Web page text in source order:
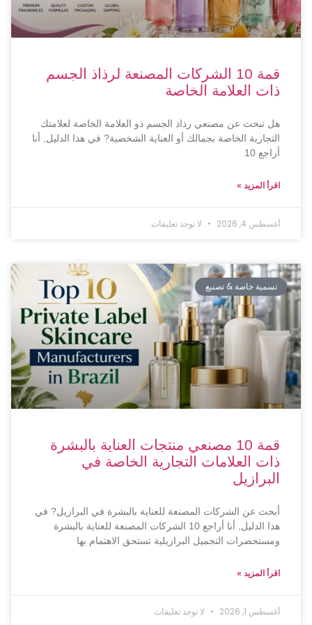
قمة 10 الشركات المصنعة لرذاذ الجسم
ذات العلامة الخاصة
هل تبحث عن مصنعي رذاذ الجسم ذو العلامة الخاصة لعلامتك
التجارية الخاصة بجمالك أو العناية الشخصية? في هذا الدليل, أنا
أراجع 10
اقرأ المزيد »
أغسطس 4, 2026 لا توجد تعليقات
تسمية خاصة & تصنيع
قمة 10 مصنعي منتجات العناية بالبشرة
ذات العلامات التجارية الخاصة في
البرازيل
أبحث عن الشركات المصنعة للعناية بالبشرة في البرازيل? في
هذا الدليل, أنا أراجع 10 الشركات المصنعة للعناية بالبشرة
ومستحضرات التجميل البرازيلية تستحق الاهتمام بها
اقرأ المزيد »
أغسطس 1, 2026 لا توجد تعليقات